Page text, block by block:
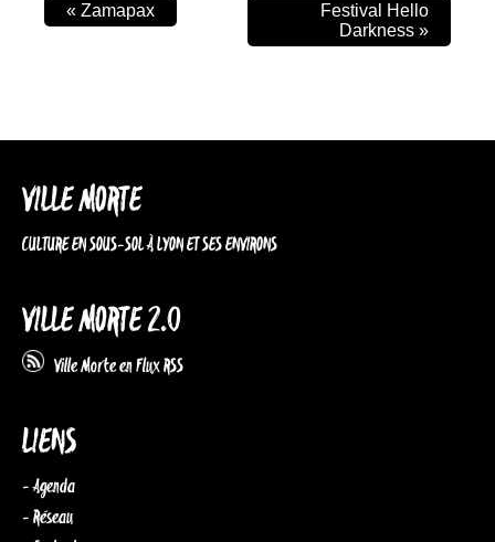
« Zamapax
Festival Hello
Darkness »
VILLE MORTE
CULTURE EN SOUS-SOL À LYON ET SES ENVIRONS
VILLE MORTE 2.0
Ville Morte en Flux RSS
LIENS
- Agenda
- Réseau